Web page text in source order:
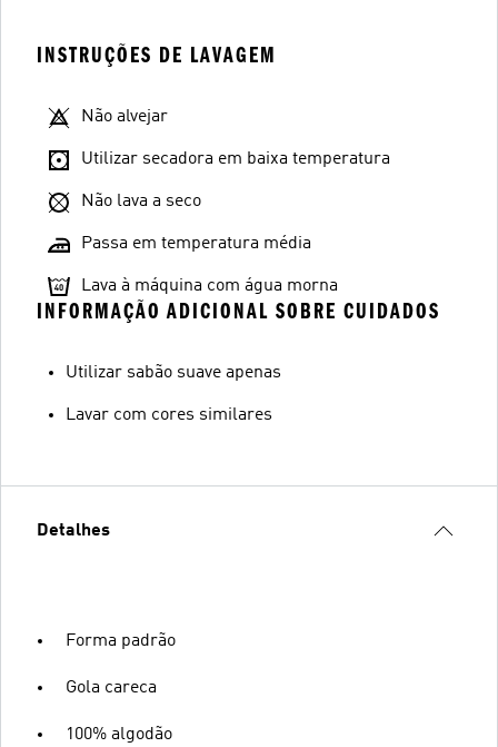
INSTRUÇÕES DE LAVAGEM
Não alvejar
Utilizar secadora em baixa temperatura
Não lava a seco
Passa em temperatura média
Lava à máquina com água morna
INFORMAÇÃO ADICIONAL SOBRE CUIDADOS
Utilizar sabão suave apenas
Lavar com cores similares
Detalhes
Forma padrão
Gola careca
100% algodão